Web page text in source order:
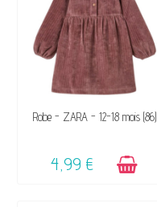
DISPONIBLE
Robe - ZARA - 12-18 mois (86)
4,99 €